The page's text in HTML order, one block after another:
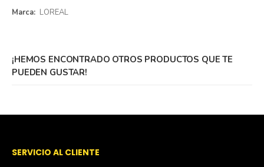
Más
LOREAL
¡HEMOS ENCONTRADO OTROS PRODUCTOS QUE TE
PUEDEN GUSTAR!
SERVICIO AL CLIENTE